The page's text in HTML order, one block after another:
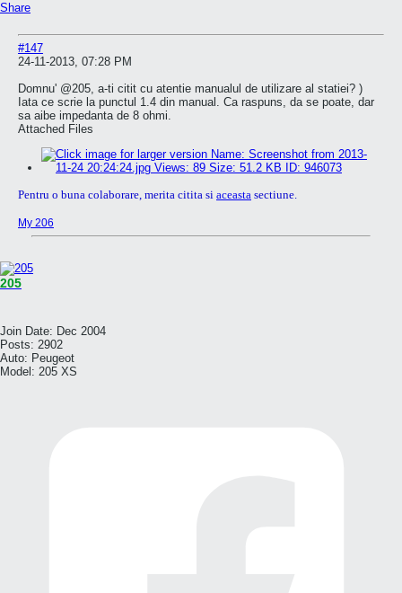
Share
#147
24-11-2013, 07:28 PM
Domnu' @205, a-ti citit cu atentie manualul de utilizare al statiei? )
Iata ce scrie la punctul 1.4 din manual. Ca raspuns, da se poate, dar
sa aibe impedanta de 8 ohmi.
Attached Files
Pentru o buna colaborare, merita citita si aceasta sectiune.
My 206
205
Join Date: Dec 2004
Posts: 2902
Auto: Peugeot
Model: 205 XS